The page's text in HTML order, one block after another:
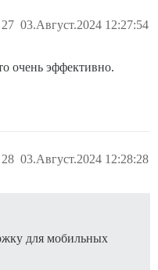
03.Август.2024 12:27:54
27
очень эффективно.
03.Август.2024 12:28:28
28
для мобильных